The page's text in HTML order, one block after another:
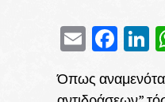
Email
Όπως